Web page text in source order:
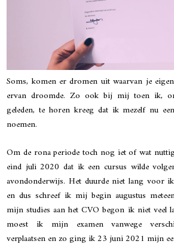
Soms, komen er dromen uit waarvan je
ervan droomde. Zo ook bij mij toen ik,
geleden, te horen kreeg dat ik mezelf nu
noemen.
Om de rona periode toch nog iet of wat
eind juli 2020 dat ik een cursus wilde
avondonderwijs. Het duurde niet lang voor
en dus schreef ik mij begin augustus
mijn studies aan het CVO begon ik niet veel
moest ik mijn examen vanwege
verplaatsen en zo ging ik 23 juni 2021 mijn